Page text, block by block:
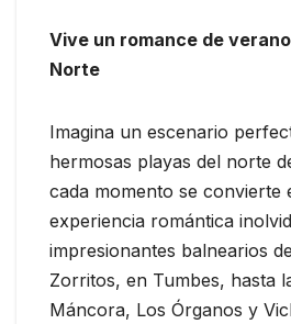
Vive un romance de
Norte
Imagina un escenario
hermosas playas del norte
cada momento se convierte
experiencia romántica
impresionantes balnearios
Zorritos, en Tumbes, hasta
Máncora, Los Órganos y